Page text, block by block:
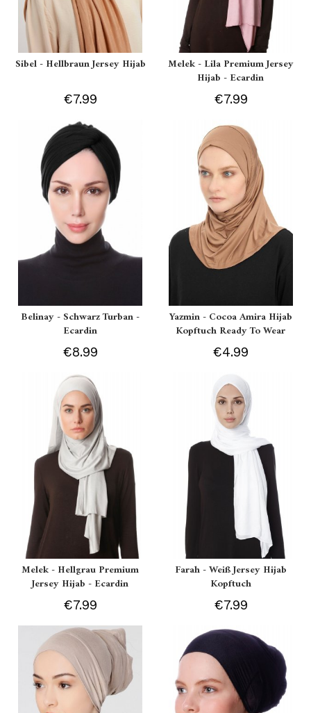
Sibel - Hellbraun Jersey Hijab
€7.99
Melek - Lila Premium Jersey
Hijab - Ecardin
€7.99
Belinay - Schwarz Turban -
Ecardin
€8.99
Yazmin - Cocoa Amira Hijab
Kopftuch Ready To Wear
€4.99
Melek - Hellgrau Premium
Jersey Hijab - Ecardin
€7.99
Farah - Weiß Jersey Hijab
Kopftuch
€7.99